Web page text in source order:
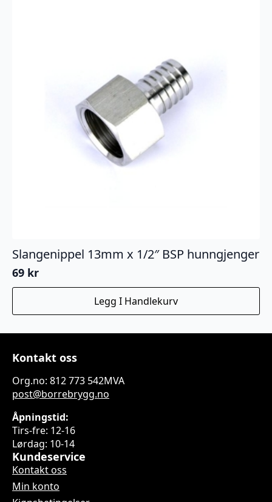
Slangenippel 13mm x 1/2″ BSP hunngjenger
69 kr
Legg I Handlekurv
Kontakt oss
Org.no: 812 773 542MVA
post@borrebrygg.no
Åpningstid:
Tirs-fre: 12-16
Lørdag: 10-14
Kundeservice
Kontakt oss
Min konto